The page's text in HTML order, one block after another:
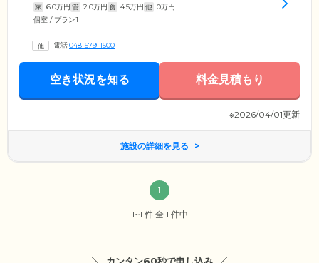
家 6.0万円 管 2.0万円 食 4.5万円 他 0万円
個室 / プラン1
電話048-579-1500
空き状況を知る 料金見積もり
※2026/04/01更新
施設の詳細を見る
1
1~1 件 全 1 件中